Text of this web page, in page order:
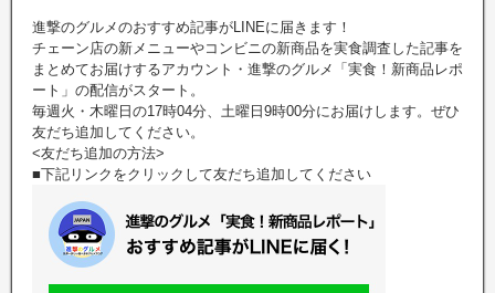
進撃のグルメのおすすめ記事がLINEに届きます！
チェーン店の新メニューやコンビニの新商品を実食調査した記事を
まとめてお届けするアカウント・進撃のグルメ「実食！新商品レポ
ート」の配信がスタート。
毎週火・木曜日の17時04分、土曜日9時00分にお届けします。ぜひ
友だち追加してください。
<友だち追加の方法>
■下記リンクをクリックして友だち追加してください